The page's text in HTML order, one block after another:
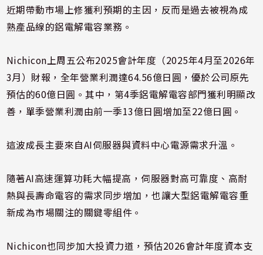
近期帶動市場上修獲利預期的主因，反而是過去被視為成
熟產品線的鋁電解電容業務。
Nichicon上周五公布2025會計年度（2025年4月至2026年
3月）財報，全年營業利潤達64.56億日圓，優於公司原先
預估的60億日圓。其中，第4季鋁電解電容部門獲利明顯改
善，單季營業利潤由前一季13億日圓增加至22億日圓。
這波成長主要來自AI伺服器與資料中心電源需求升溫。
隨著AI高速運算功耗大幅提高，伺服器對高可靠度、高耐
熱與長壽命電容的需求同步增加，也讓大型鋁電解電容重
新成為市場關注的關鍵零組件。
Nichicon也同步加大投資力道，預估2026會計年度資本支